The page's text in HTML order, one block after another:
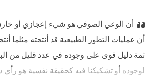
أن الوعي الصوفي هو شيء إعجازي أو
أن عمليات التطور الطبيعية قد أنتجته مثلما
ثمة دليل قوى على وجوده في عدد قليل من
لوجوده أو تشكيكنا فيه كحقيقة نفسية هو